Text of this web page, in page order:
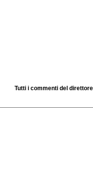
Tutti i commenti del direttore